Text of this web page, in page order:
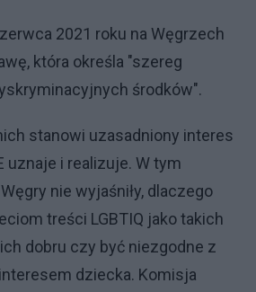
2021 roku na Węgrzech
która określa "szereg
środków".
stanowi uzasadniony interes
uznaje i realizuje. W tym
nie wyjaśniły, dlaczego
treści LGBTIQ jako takich
dobru czy być niezgodne z
dziecka. Komisja